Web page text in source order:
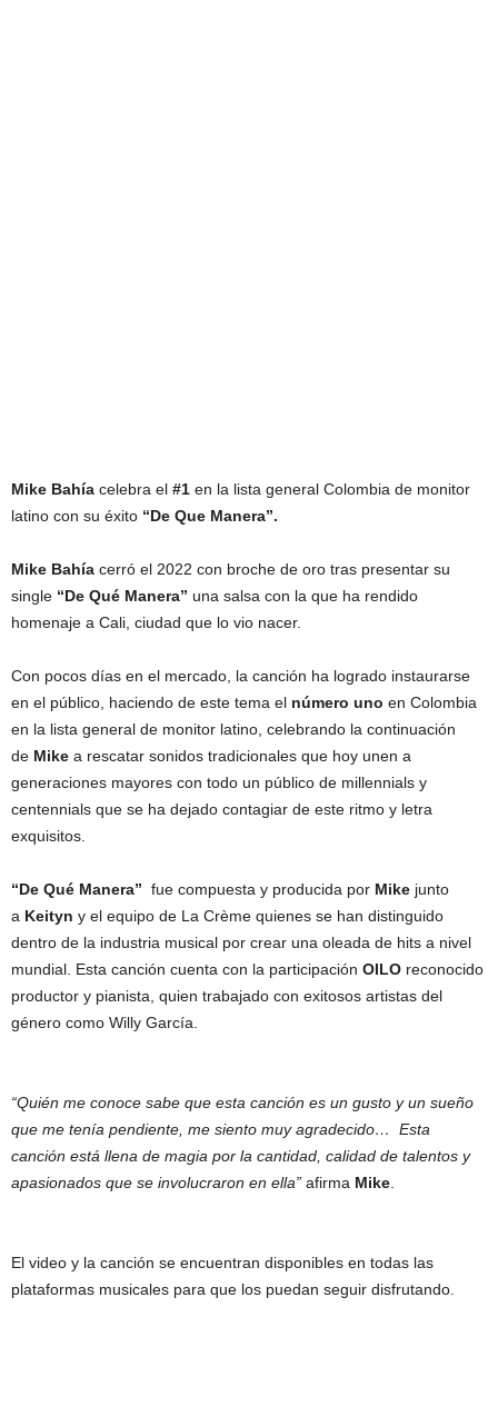
Mike Bahía celebra el #1 en la lista general Colombia de monitor
latino con su éxito “De Que Manera”.
Mike Bahía cerró el 2022 con broche de oro tras presentar su
single “De Qué Manera” una salsa con la que ha rendido
homenaje a Cali, ciudad que lo vio nacer.
Con pocos días en el mercado, la canción ha logrado instaurarse
en el público, haciendo de este tema el número uno en Colombia
en la lista general de monitor latino, celebrando la continuación
de Mike a rescatar sonidos tradicionales que hoy unen a
generaciones mayores con todo un público de millennials y
centennials que se ha dejado contagiar de este ritmo y letra
exquisitos.
“De Qué Manera” fue compuesta y producida por Mike junto
a Keityn y el equipo de La Crème quienes se han distinguido
dentro de la industria musical por crear una oleada de hits a nivel
mundial. Esta canción cuenta con la participación OILO reconocido
productor y pianista, quien trabajado con exitosos artistas del
género como Willy García.
“Quién me conoce sabe que esta canción es un gusto y un sueño
que me tenía pendiente, me siento muy agradecido… Esta
canción está llena de magia por la cantidad, calidad de talentos y
apasionados que se involucraron en ella” afirma Mike.
El video y la canción se encuentran disponibles en todas las
plataformas musicales para que los puedan seguir disfrutando.